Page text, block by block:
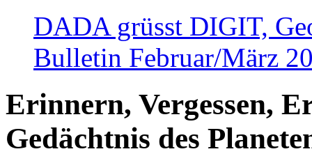
DADA grüsst DIGIT,
Bulletin Februar/März
Erinnern, Vergessen,
Gedächtnis des